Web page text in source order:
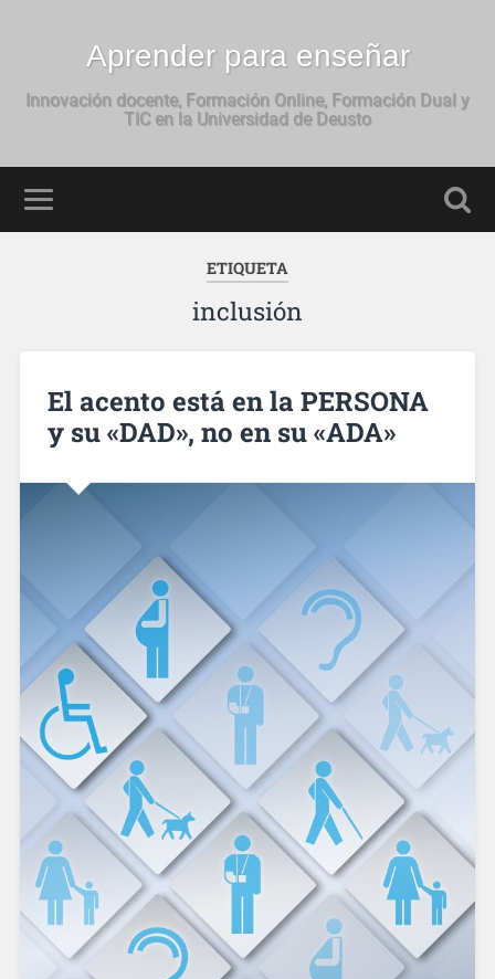
Aprender para enseñar
Innovación docente, Formación Online, Formación Dual y
TIC en la Universidad de Deusto
ETIQUETA
inclusión
El acento está en la PERSONA
y su «DAD», no en su «ADA»